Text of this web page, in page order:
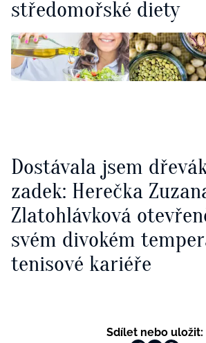
středomořské diety
Dostávala jsem
zadek: Herečka
Zlatohlávková
svém divokém
tenisové kariéře
Sdílet nebo uložit: